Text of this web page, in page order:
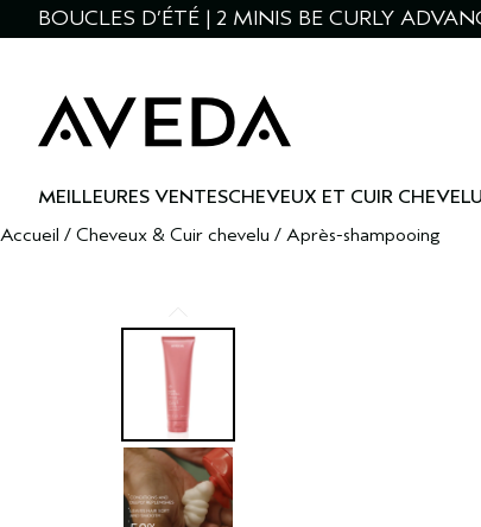
BOUCLES D’ÉTÉ | 2 MINIS BE CURLY
MEILLEURES VENTESCHEVEUX ET CUIR CHEVELU
Accueil / Cheveux & Cuir chevelu / Après-shampooing